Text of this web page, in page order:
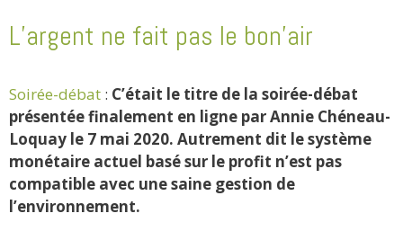
L’argent ne fait pas le bon’air
Soirée-débat : C’était le titre de la soirée-débat
présentée finalement en ligne par Annie Chéneau-
Loquay le 7 mai 2020. Autrement dit le système
monétaire actuel basé sur le profit n’est pas
compatible avec une saine gestion de
l’environnement.